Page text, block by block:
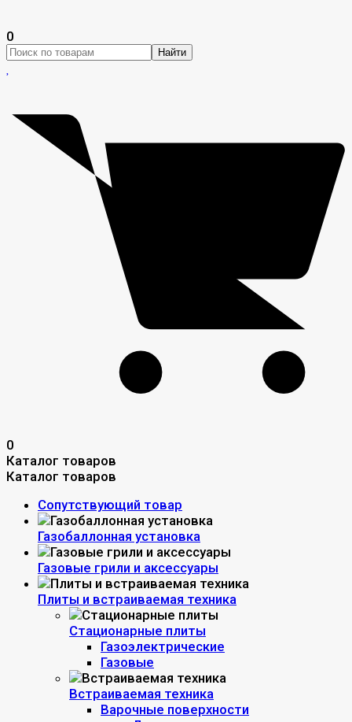
0
Найти
0
Каталог товаров
Каталог товаров
Сопутствующий товар
Газобаллонная установка
Газовые грили и аксессуары
Плиты и встраиваемая техника
Стационарные плиты
Газоэлектрические
Газовые
Встраиваемая техника
Варочные поверхности